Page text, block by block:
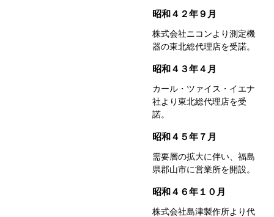
昭和４２年９月
株式会社ニコンより測定機
器の東北総代理店を受諾。
昭和４３年４月
カール・ツァイス・イエナ
社より東北総代理店を受
諾。
昭和４５年７月
需要層の拡大に伴い、 福島
県郡山市に営業所を開設。
昭和４６年１０月
株式会社島津製作所より代